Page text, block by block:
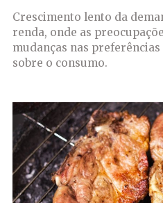
Crescimento lento da
renda, onde as
mudanças nas
sobre o consumo.